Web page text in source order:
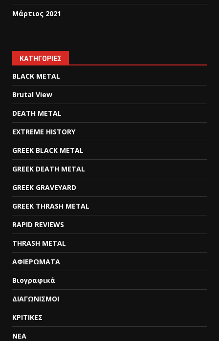
Μάρτιος 2021
KΑΤΗΓΟΡΊΕΣ
BLACK METAL
Brutal View
DEATH METAL
EXTREME HISTORY
GREEK BLACK METAL
GREEK DEATH METAL
GREEK GRAVEYARD
GREEK THRASH METAL
RAPID REVIEWS
THRASH METAL
ΑΦΙΕΡΩΜΑΤΑ
Βιογραφικά
ΔΙΑΓΩΝΙΣΜΟΙ
ΚΡΙΤΙΚΕΣ
ΝΕΑ